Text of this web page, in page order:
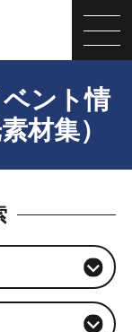
ント情
材集）